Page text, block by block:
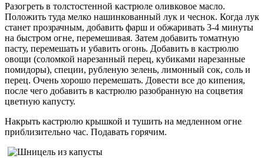
Разогреть в толстостенной кастрюле оливковое масло.
Положить туда мелко нашинкованный лук и чеснок. Когда лук
станет прозрачным, добавить фарш и обжаривать 3-4 минуты
на быстром огне, перемешивая. Затем добавить томатную
пасту, перемешать и убавить огонь. Добавить в кастрюлю
овощи (соломкой нарезанный перец, кубиками нарезанные
помидоры), специи, рубленую зелень, лимонный сок, соль и
перец. Очень хорошо перемешать. Довести все до кипения,
после чего добавить в кастрюлю разобранную на соцветия
цветную капусту.
Накрыть кастрюлю крышкой и тушить на медленном огне
приблизительно час. Подавать горячим.